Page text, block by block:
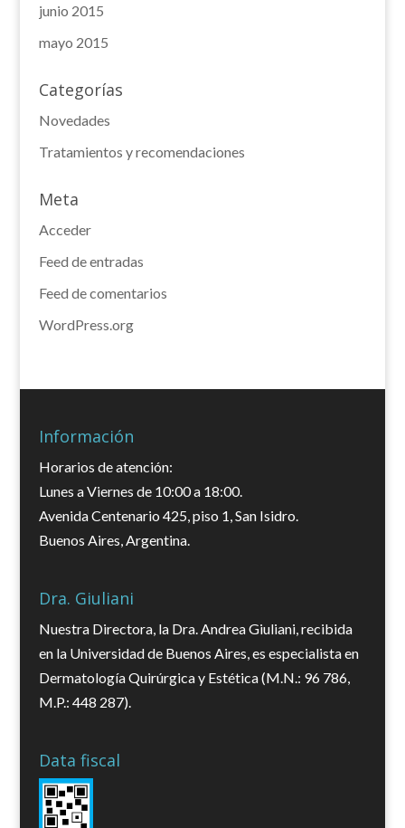
junio 2015
mayo 2015
Categorías
Novedades
Tratamientos y recomendaciones
Meta
Acceder
Feed de entradas
Feed de comentarios
WordPress.org
Información
Horarios de atención:
Lunes a Viernes de 10:00 a 18:00.
Avenida Centenario 425, piso 1, San Isidro.
Buenos Aires, Argentina.
Dra. Giuliani
Nuestra Directora, la Dra. Andrea Giuliani, recibida
en la Universidad de Buenos Aires, es especialista en
Dermatología Quirúrgica y Estética (M.N.: 96 786,
M.P.: 448 287).
Data fiscal